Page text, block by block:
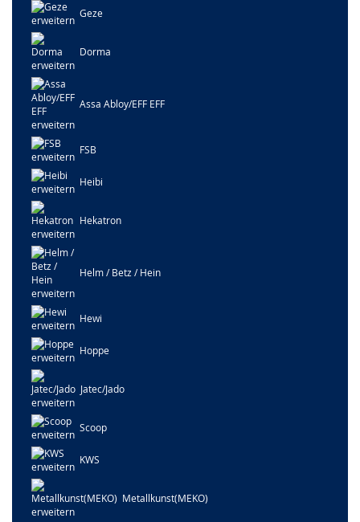
Geze
Dorma
Assa Abloy/EFF EFF
FSB
Heibi
Hekatron
Helm / Betz / Hein
Hewi
Hoppe
Jatec/Jado
Scoop
KWS
Metallkunst(MEKO)